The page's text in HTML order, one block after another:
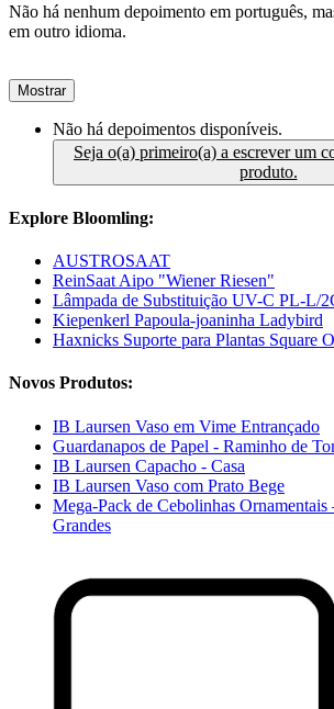
Não há nenhum depoimento em português,
em outro idioma.
Mostrar
Não há depoimentos disponíveis.
Seja o(a) primeiro(a) a escrever um
produto.
Explore Bloomling:
AUSTROSAAT
ReinSaat Aipo "Wiener Riesen"
Lâmpada de Substituição UV-C PL-L/
Kiepenkerl Papoula-joaninha Ladybird
Haxnicks Suporte para Plantas Square
Novos Produtos:
IB Laursen Vaso em Vime Entrançado
Guardanapos de Papel - Raminho de
IB Laursen Capacho - Casa
IB Laursen Vaso com Prato Bege
Mega-Pack de Cebolinhas
Grandes